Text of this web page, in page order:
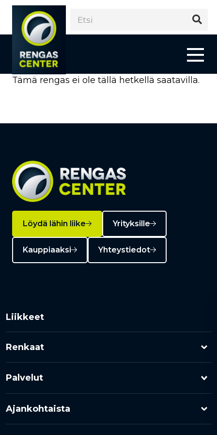
Tämä rengas ei ole tällä hetkellä saatavilla.
Löydä lähin liike Yrityksille
Kauppiaaksi Yhteystiedot
Liikkeet
Renkaat
Henkilöauton renkaat
Kuorma-auton renkaat
Palvelut
Rengashotelli
Ajankohtaista
Kampanjat